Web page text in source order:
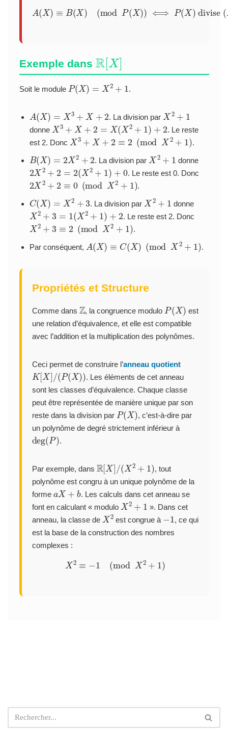
A (X)≡ B( X)(mod P(X)) ⟺P(X) divise(A(X
−B( ))
Exemple dans
R[X]
Soit le module P(X)= +1 .
A (X)= +X . La division par X2+
donne X3+ +2 X( +1 )+2
. Le reste
est 2. Donc X3+ +2 2( mod X + 1 .
B(X)= X2+2 . La division par X2+ donne
2X2 + = X2 +1) 0 . Le reste est 0. Donc
2X2 ≡ mod + 1) .
C(X)= 2+3 . La division par X2+ donne
X2+ 3 = X2+1) 2 . Le reste est 2. Donc
X2+ ≡ mod + 1) .
Par conséquent, A (X)≡ X)( mod + ) .
Propriétés et Structure
Comme dans Z, la congruence modulo P(X)
est
une relation d’équivalence, et elle est compatible
avec l’addition et la multiplication des polynômes.
Ceci permet de construire l’anneau quotient
K[X]/( P (X))
. Les éléments de cet anneau
sont les classes d’équivalence. Chaque classe
peut être représentée de manière unique par son
reste dans la division par P(X) , c’est-à-dire par
un polynôme de degré strictement inférieur à
deg( P) .
Par exemple, dans R[X]/ (X2+
, tout
polynôme est congru à un unique polynôme de la
forme
X+
. Les calculs dans cet anneau se
font en calculant « modulo X2+
». Dans cet
anneau, la classe de X2est congrue à 1 , ce qui
est la base de la construction des nombres
complexes :
− mod X 2+1 )